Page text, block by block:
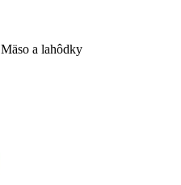
Mäso a lahôdky